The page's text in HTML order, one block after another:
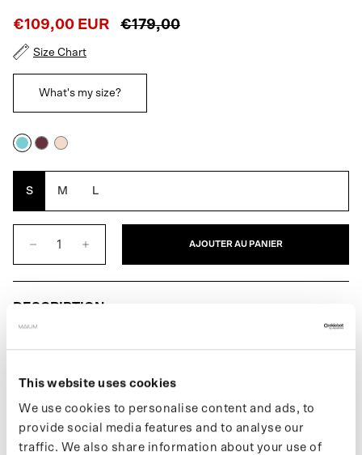
This website uses cookies
We use cookies to personalise content and ads, to
provide social media features and to analyse our
traffic. We also share information about your use of
€109,00 EUR €179,00
Size Chart
What's my size?
FleurBourgogne
Rose
S M L
AJOUTER AU PANIER
DESCRIPTION
imperméable unique et entièrement étanche. Une couche
imperméable supplémentaire toujours à portée de main.